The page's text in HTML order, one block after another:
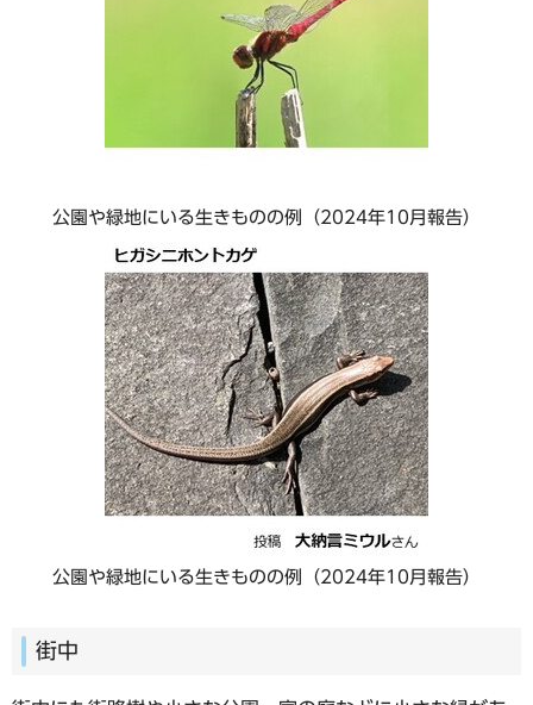
公園や緑地にいる生きものの例（2024年10月報告）
公園や緑地にいる生きものの例（2024年10月報告）
街中